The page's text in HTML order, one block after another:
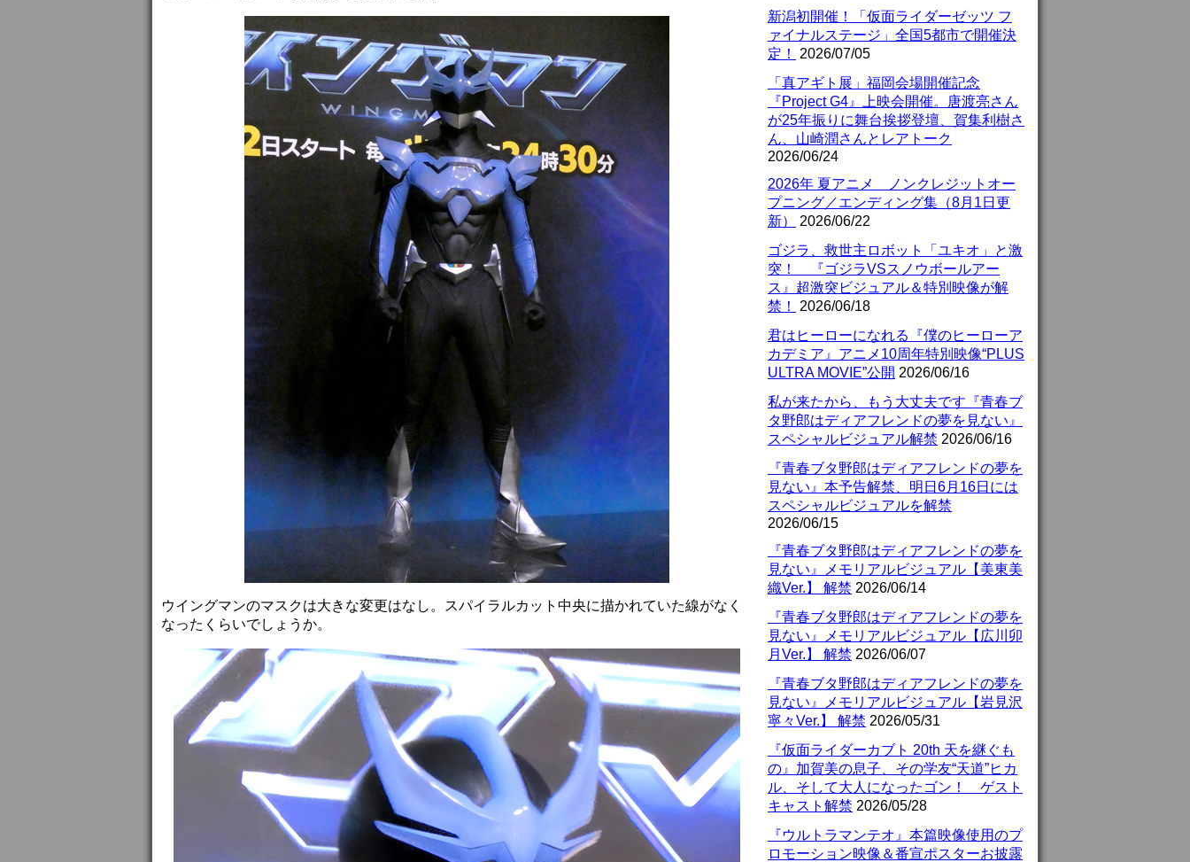
ウイングマンのマスクは大きな変更はなし。スパイラルカット中央に描かれていた線がなく
なったくらいでしょうか。
新潟初開催！「仮面ライダーゼッツ フ
ァイナルステージ」全国5都市で開催決
定！
2026/07/05
「真アギト展」福岡会場開催記念
『Project G4』上映会開催。唐渡亮さん
が25年振りに舞台挨拶登壇、賀集利樹さ
ん、山崎潤さんとレアトーク
2026/06/24
2026年 夏アニメ ノンクレジットオー
プニング／エンディング集（8月1日更
新）
2026/06/22
ゴジラ、救世主ロボット「ユキオ」と激
突！ 『ゴジラVSスノウボールアー
ス』超激突ビジュアル＆特別映像が解
禁！
2026/06/18
君はヒーローになれる『僕のヒーローア
カデミア』アニメ10周年特別映像“PLUS
ULTRA MOVIE”公開 2026/06/16
私が来たから、もう大丈夫です『青春ブ
タ野郎はディアフレンドの夢を見ない』
スペシャルビジュアル解禁 2026/06/16
『青春ブタ野郎はディアフレンドの夢を
見ない』本予告解禁、明日6月16日には
スペシャルビジュアルを解禁
2026/06/15
『青春ブタ野郎はディアフレンドの夢を
見ない』メモリアルビジュアル【美東美
織Ver.】 解禁 2026/06/14
『青春ブタ野郎はディアフレンドの夢を
見ない』メモリアルビジュアル【広川卯
月Ver.】 解禁 2026/06/07
『青春ブタ野郎はディアフレンドの夢を
見ない』メモリアルビジュアル【岩見沢
寧々Ver.】 解禁 2026/05/31
『仮面ライダーカブト 20th 天を継ぐも
の』加賀美の息子、その学友“天道”ヒカ
ル、そして大人になったゴン！ ゲスト
キャスト解禁 2026/05/28
『ウルトラマンテオ』本篇映像使用のプ
ロモーション映像＆番宣ポスターお披露